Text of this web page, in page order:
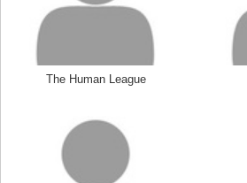
The Human League